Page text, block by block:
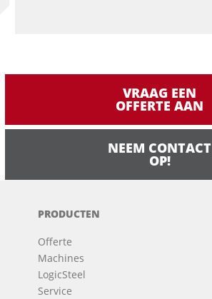
VRAAG EEN
OFFERTE AAN
NEEM CONTACT
OP!
PRODUCTEN
Offerte
Machines
LogicSteel
Service